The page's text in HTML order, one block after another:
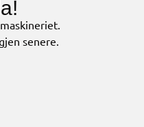
senere.